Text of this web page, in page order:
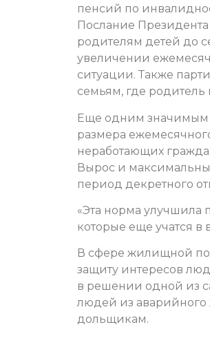
пенсий по
Послание
родителям детей до
увеличении
ситуации. Также
семьям, где родитель
Еще одним значимым
размера
неработающих
Вырос и
период декретного
«Эта норма
которые еще учатся
В сфере жилищной
защиту интересов
в решении одной из
людей из аварийного
дольщикам.